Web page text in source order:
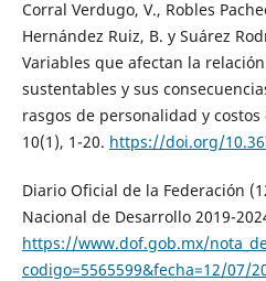
Corral Verdugo, V., Robles
Hernández Ruiz, B. y Suárez
Variables que afectan la
sustentables y sus
rasgos de personalidad y costos
10(1), 1-20. https://doi.org/
Diario Oficial de la Federación
Nacional de Desarrollo 2019-
https://www.dof.gob.mx/
codigo=5565599&fecha=12/07/